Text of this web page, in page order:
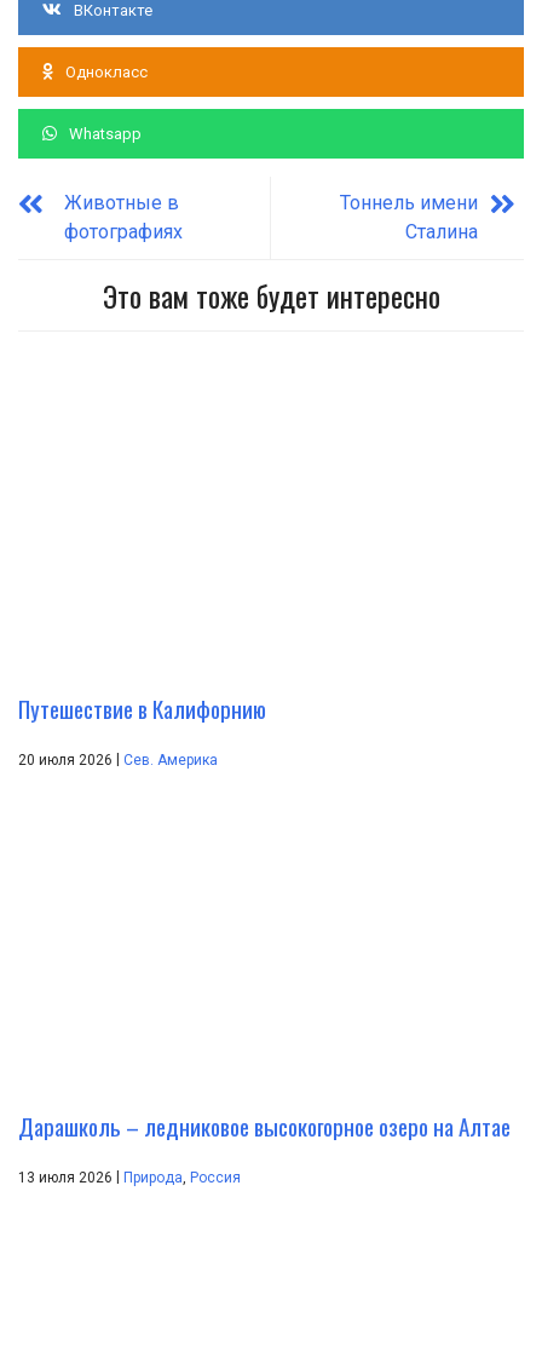
ВКонтакте
Однокласс
Whatsapp
Животные в
фотографиях
Тоннель имени
Сталина
Это вам тоже будет интересно
Путешествие в Калифорнию
20 июля 2026 | Сев. Америка
Дарашколь – ледниковое высокогорное озеро на Алтае
13 июля 2026 Природа, Россия